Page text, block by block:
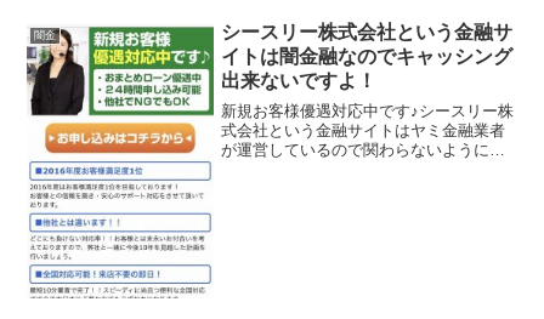
闇金
シースリー株式会社という金融サ
イトは闇金融なのでキャッシング
出来ないですよ！
新規お客様優遇対応中です♪シースリー株
式会社という金融サイトはヤミ金融業者
が運営しているので関わらないようにし